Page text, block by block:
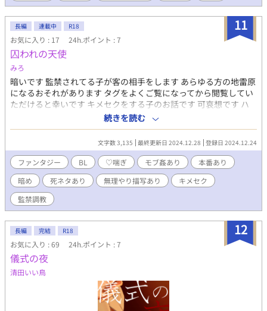
11
長編 連載中 R18
お気に入り : 17 24h.ポイント : 7
囚われの天使
みろ
暗いです 監禁されてる子が客の相手をします あらゆる方の地雷原
になるおそれがあります タグをよくご覧になってから閲覧してい
ただけると幸いです キメセクをする子のお話です 可哀想です ハ
ッピーエンドにしてあげたいですが難しいですね 長編にしたいで
す‥ 遅筆、駄文申し訳ないです
続きを読む
文字数 3,135 最終更新日 2024.12.28 登録日 2024.12.24
ファンタジー BL ♡喘ぎ モブ姦あり
本番あり
暗め
死ネタあり 無理やり描写あり
キメセク
監禁調教
12
長編 完結 R18
お気に入り : 69 24h.ポイント : 7
儀式の夜
清田いい鳥